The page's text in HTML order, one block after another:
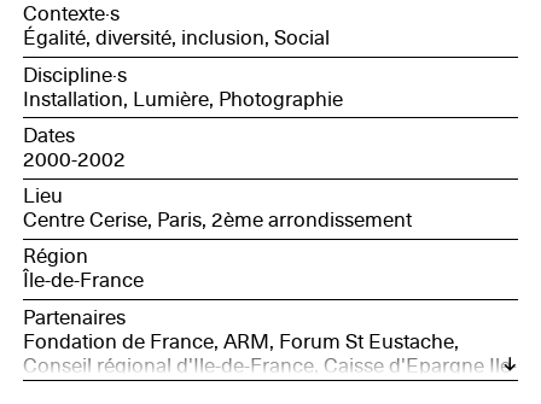
Contexte·s
Égalité, diversité, inclusion, Social
Discipline·s
Installation, Lumière, Photographie
Dates
2000-2002
Lieu
Centre Cerise, Paris, 2ème arrondissement
Région
Île-de-France
Partenaires
Fondation de France, ARM, Forum St Eustache,
Conseil régional d'Ile-de-France, Caisse d'Epargne Ile-
de-France, Caisse des Dépôts et Consignations,